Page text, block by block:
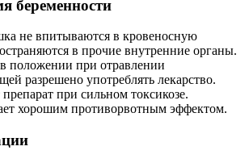
беременности
не впитываются в кровеносную
в прочие внутренние органы.
положении при отравлении
разрешено употреблять лекарство.
при сильном токсикозе.
хорошим противорвотным эффектом.